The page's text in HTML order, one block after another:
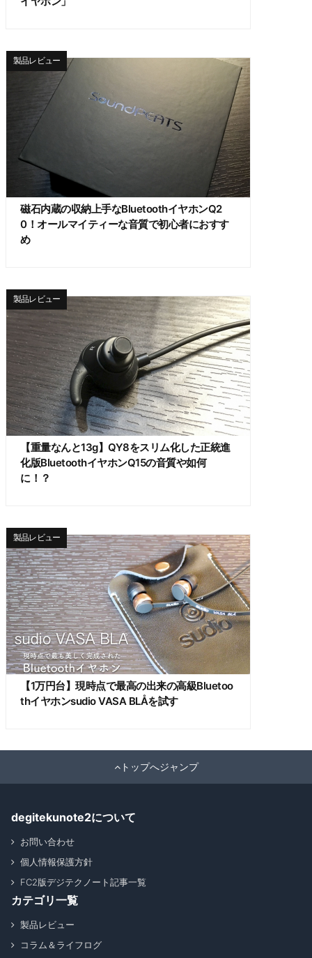
磁石内蔵の収納上手なBluetoothイヤホンQ2
0！オールマイティーな音質で初心者におすす
め
製品レビュー
【重量なんと13g】QY8をスリム化した正統進
化版BluetoothイヤホンQ15の音質や如何
に！？
製品レビュー
【1万円台】現時点で最高の出来の高級Bluetoo
thイヤホンsudio VASA BLÅを試す
製品レビュー
トップへジャンプ
degitekunote2について
お問い合わせ
個人情報保護方針
FC2版デジテクノート記事一覧
カテゴリ一覧
製品レビュー
コラム＆ライフログ